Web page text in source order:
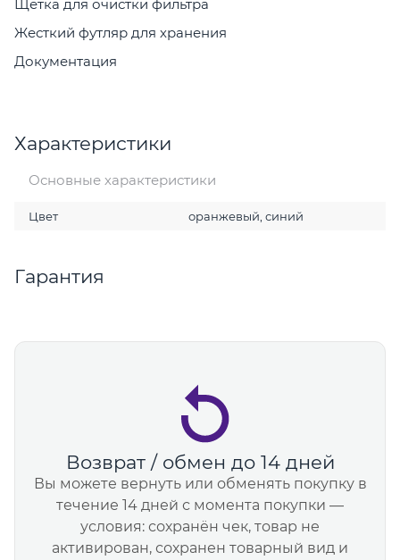
Щётка для очистки фильтра
Жесткий футляр для хранения
Документация
Характеристики
Основные характеристики
Цвет оранжевый, синий
Гарантия
Возврат / обмен до 14 дней
Вы можете вернуть или обменять покупку в
течение 14 дней с момента покупки —
условия: сохранён чек, товар не
активирован, сохранен товарный вид и